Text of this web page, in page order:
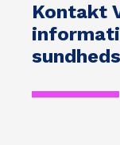
Kontakt